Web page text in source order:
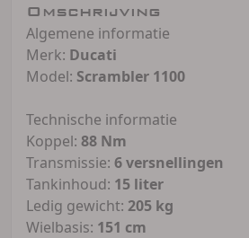
Omschrijving
Algemene informatie
Merk: Ducati
Model: Scrambler 1100
Technische informatie
Koppel: 88 Nm
Transmissie: 6 versnellingen
Tankinhoud: 15 liter
Ledig gewicht: 205 kg
Wielbasis: 151 cm